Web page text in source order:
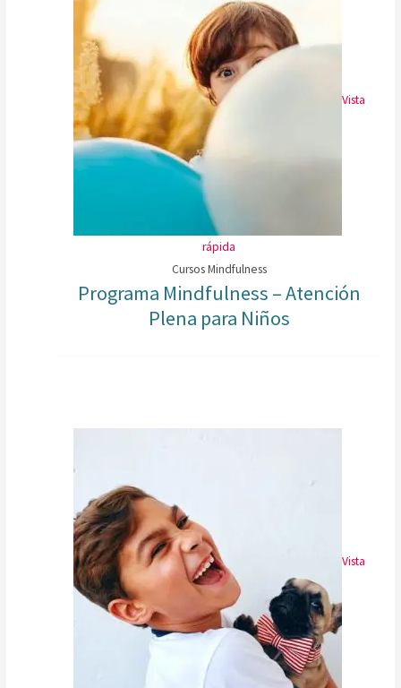
Vista
rápida
Cursos Mindfulness
Programa Mindfulness – Atención
Plena para Niños
Vista